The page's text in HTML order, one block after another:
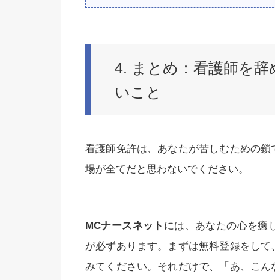
4. まとめ：看護師を辞
いこと
看護師免許は、あなたが苦しむための
場が全てだと思わないでください。
MCナースネット には、あなたの心を癒
が必ずあります。まずは無料登録をし
みてください。それだけで、「あ、こ